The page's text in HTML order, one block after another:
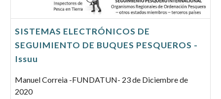
SISTEMAS ELECTRÓNICOS DE
SEGUIMIENTO DE BUQUES PESQUEROS -
Issuu
Manuel Correia -FUNDATUN- 23 de Diciembre de
2020